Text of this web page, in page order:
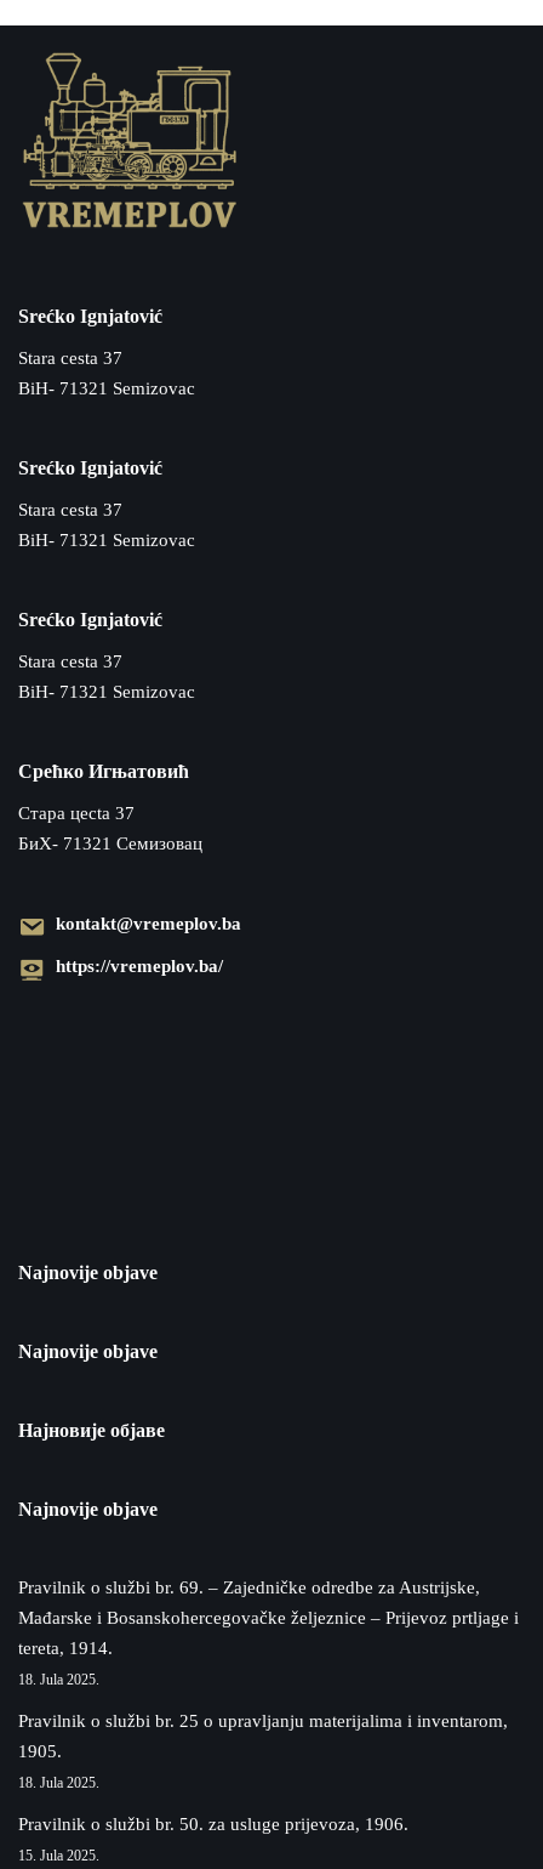
Srećko Ignjatović
Stara cesta 37
BiH- 71321 Semizovac
Srećko Ignjatović
Stara cesta 37
BiH- 71321 Semizovac
Srećko Ignjatović
Stara cesta 37
BiH- 71321 Semizovac
Срећко Игњатовић
Cтара цecta 37
БиХ- 71321 Семизовац
kontakt@vremeplov.ba
https://vremeplov.ba/
Najnovije objave
Najnovije objave
Најновије објаве
Najnovije objave
Pravilnik o službi br. 69. – Zajedničke odredbe za Austrijske,
Mađarske i Bosanskohercegovačke željeznice – Prijevoz prtljage i
tereta, 1914.
18. Jula 2025.
Pravilnik o službi br. 25 o upravljanju materijalima i inventarom,
1905.
18. Jula 2025.
Pravilnik o službi br. 50. za usluge prijevoza, 1906.
15. Jula 2025.